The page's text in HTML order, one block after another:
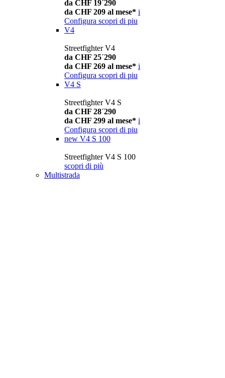
da CHF 19´290
da CHF 209 al mese* i
Configura scopri di piu
V4
Streetfighter V4
da CHF 25´290
da CHF 269 al mese* i
Configura scopri di piu
V4 S
Streetfighter V4 S
da CHF 28´290
da CHF 299 al mese* i
Configura scopri di piu
new V4 S 100
Streetfighter V4 S 100
scopri di più
Multistrada